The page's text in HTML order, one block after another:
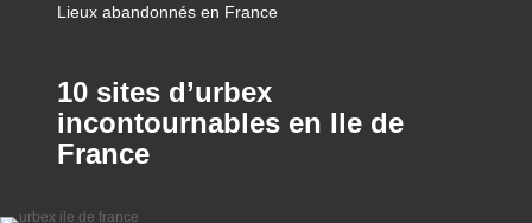
Lieux abandonnés en France
10 sites d’urbex
incontournables en Ile de
France